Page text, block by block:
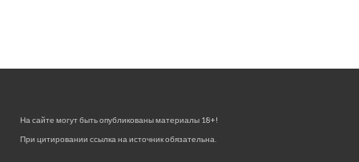
На сайте могут быть опубликованы материалы 18+!
При цитировании ссылка на источник обязательна.